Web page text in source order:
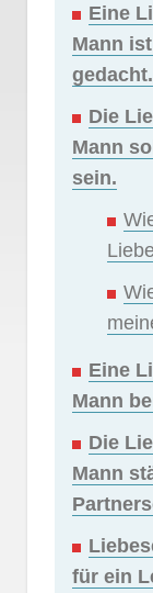
Eine
Mann
gedacht.
Die
Mann
sein.
Eine
Mann
Die
Mann
für ein